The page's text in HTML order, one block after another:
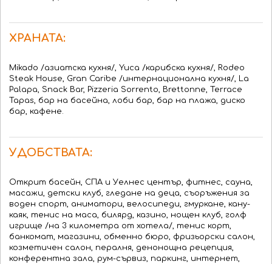
ХРАНАТА:
Mikado /азиатска кухня/, Yuca /карибска кухня/, Rodeo
Steak House, Gran Caribe /интернационална кухня/, La
Palapa, Snack Bar, Pizzeria Sorrento, Brettonne, Terrace
Tapas, бар на басейна, лоби бар, бар на плажа, диско
бар, кафене.
УДОБСТВАТА:
Открит басейн, СПА и Уелнес център, фитнес, сауна,
масажи, детски клуб, гледане на деца, съоръжения за
воден спорт, аниматори, велосипеди, гмуркане, кану-
каяк, тенис на маса, билярд, казино, нощен клуб, голф
игрище /на 3 километра от хотела/, тенис корт,
банкомат, магазини, обменно бюро, фризьорски салон,
козметичен салон, пералня, денонощна рецепция,
конферентна зала, рум-сървиз, паркинг, интернет,